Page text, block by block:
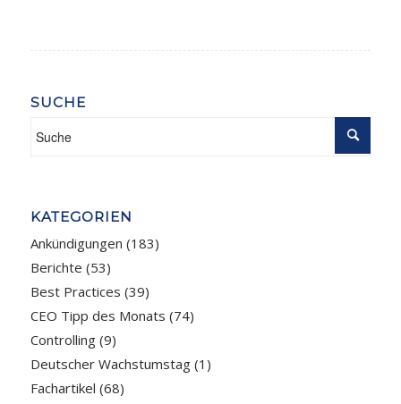
SUCHE
KATEGORIEN
Ankündigungen (183)
Berichte (53)
Best Practices (39)
CEO Tipp des Monats (74)
Controlling(9)
Deutscher Wachstumstag(1)
Fachartikel (68)